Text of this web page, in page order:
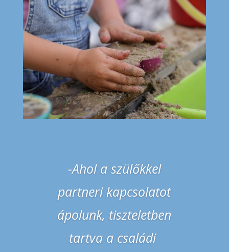
-Ahol a kisgyermekek
optimálisan fejlődnek,